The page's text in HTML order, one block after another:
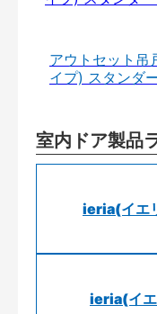
アウトセット吊
イプ) スタンダ
室内ドア製品
ieria(イエ
ieria(イエ